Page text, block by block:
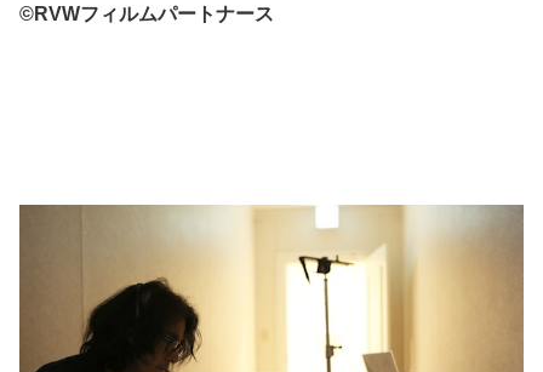
©RVWフィルムパートナース